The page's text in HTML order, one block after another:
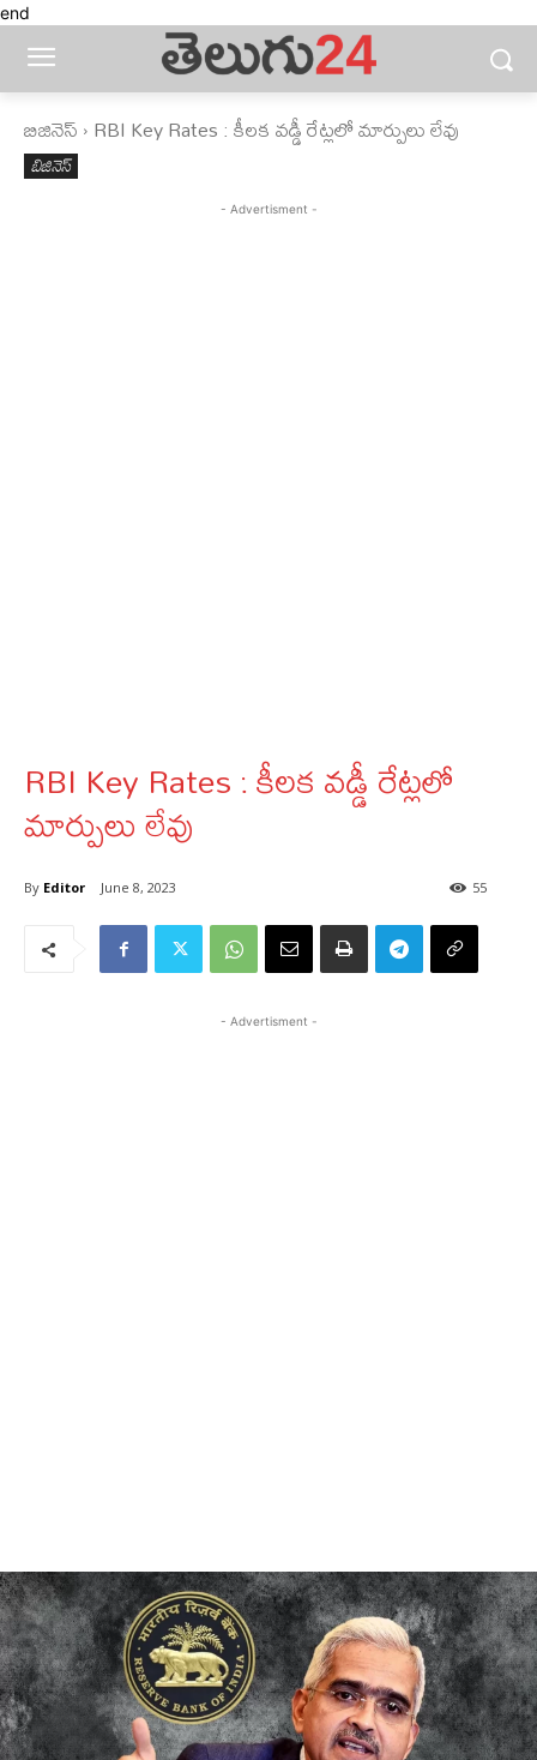
end
బిజినెస్‌ RBI Key Rates : కీలక వడ్డీ రేట్లలో మార్పులు లేవు
బిజినెస్‌
- Advertisment -
RBI Key Rates : కీలక వడ్డీ రేట్లలో
మార్పులు లేవు
By Editor June 8, 2023 55
- Advertisment -